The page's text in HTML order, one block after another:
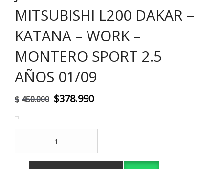
MITSUBISHI L200 DAKAR –
KATANA – WORK –
MONTERO SPORT 2.5
AÑOS 01/09
$ 450.000 El
original
era:
$450.000.
$378.990El
actual
$378.990.
STD